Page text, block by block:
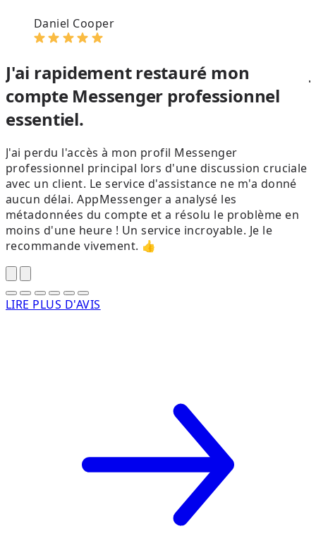
Daniel Cooper
J'ai rapidement restauré mon
compte Messenger professionnel
essentiel.
J'ai perdu l'accès à mon profil Messenger
professionnel principal lors d'une discussion cruciale
avec un client. Le service d'assistance ne m'a donné
aucun délai. AppMessenger a analysé les
métadonnées du compte et a résolu le problème en
moins d'une heure ! Un service incroyable. Je le
recommande vivement. 👍
LIRE PLUS D'AVIS